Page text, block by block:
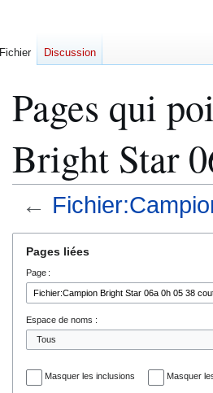
Pages qui
Bright Star
←
navigation
recherche
Pages liées
Page :
Espace de noms :
Masquer les inclusions Masquer
Fichier Discussion